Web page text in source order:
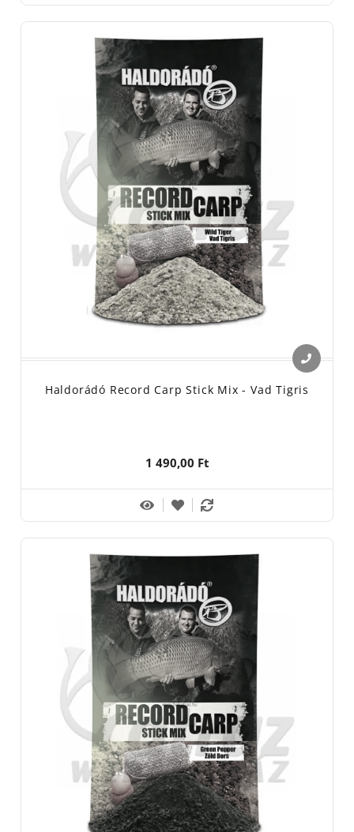
Haldorádó Record Carp Stick Mix - Vad Tigris
1 490,00 Ft